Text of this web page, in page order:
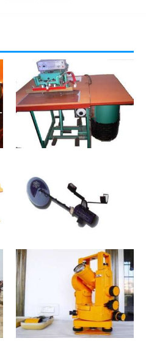
探测器？探测器2021价格和图
文详情